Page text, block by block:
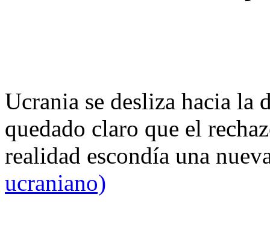
Ucrania se desliza hacia
quedado claro que el
realidad escondía una
ucraniano)